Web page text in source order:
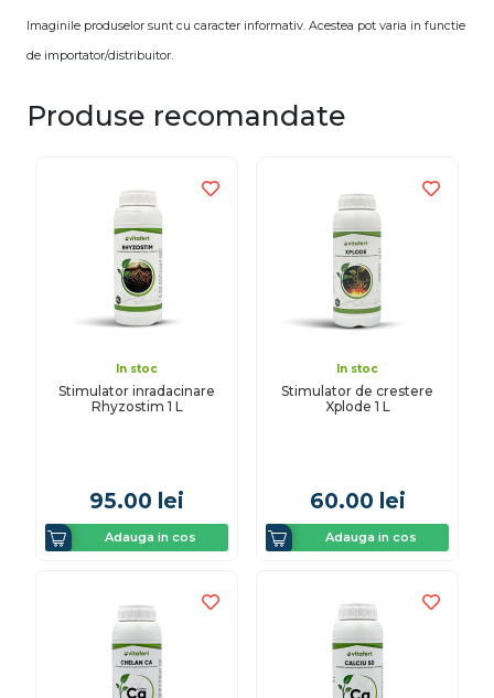
Imaginile produselor sunt cu caracter informativ. Acestea pot varia in functie
de importator/distribuitor.
Produse recomandate
In stoc
Stimulator inradacinare
Rhyzostim 1 L
95.00 lei
Adauga in cos
In stoc
Stimulator de crestere
Xplode 1 L
60.00 lei
Adauga in cos